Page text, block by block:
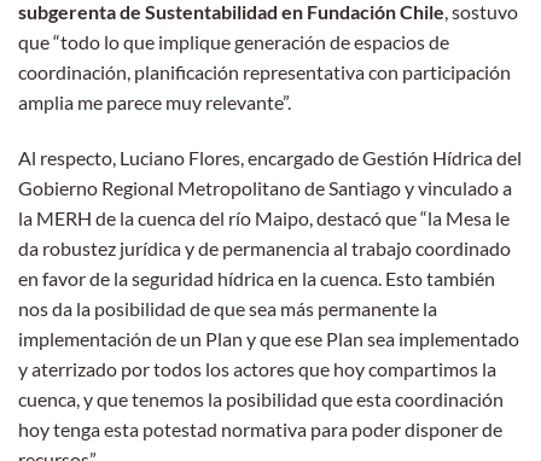
subgerenta de Sustentabilidad en Fundación Chile, sostuvo
que “todo lo que implique generación de espacios de
coordinación, planificación representativa con participación
amplia me parece muy relevante”.
Al respecto, Luciano Flores, encargado de Gestión Hídrica del
Gobierno Regional Metropolitano de Santiago y vinculado a
la MERH de la cuenca del río Maipo, destacó que “la Mesa le
da robustez jurídica y de permanencia al trabajo coordinado
en favor de la seguridad hídrica en la cuenca. Esto también
nos da la posibilidad de que sea más permanente la
implementación de un Plan y que ese Plan sea implementado
y aterrizado por todos los actores que hoy compartimos la
cuenca, y que tenemos la posibilidad que esta coordinación
hoy tenga esta potestad normativa para poder disponer de